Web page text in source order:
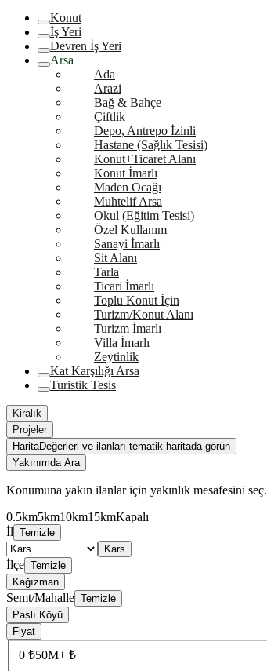
Konut
İş Yeri
Devren İş Yeri
Arsa
Ada
Arazi
Bağ & Bahçe
Çiftlik
Depo, Antrepo İzinli
Hastane (Sağlık Tesisi)
Konut+Ticaret Alanı
Konut İmarlı
Maden Ocağı
Muhtelif Arsa
Okul (Eğitim Tesisi)
Özel Kullanım
Sanayi İmarlı
Sit Alanı
Tarla
Ticari İmarlı
Toplu Konut İçin
Turizm/Konut Alanı
Turizm İmarlı
Villa İmarlı
Zeytinlik
Kat Karşılığı Arsa
Turistik Tesis
Kiralık
Projeler
HaritaDeğerleri ve ilanları tematik haritada görün
Yakınımda Ara
Konumuna yakın ilanlar için yakınlık mesafesini seç.
0.5km5km10km15kmKapalı
İl Temizle
Kars
İlçe Temizle
Kağızman
Semt/Mahalle Temizle
Paslı Köyü
Fiyat
0 ₺50M+ ₺